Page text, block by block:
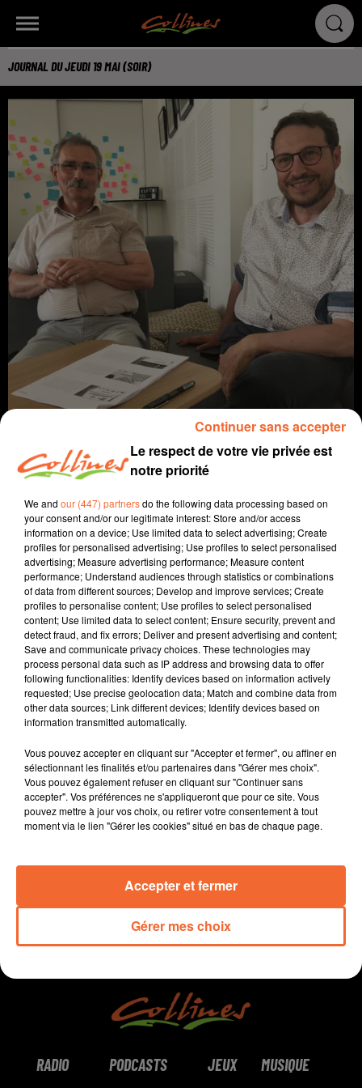
JOURNAL DU JEUDI 19 MAI (SOIR)
info
19 mai 2022 - 14 min 24 sec
JOURNAL DU JEUDI 19 MAI (SOIR)
Fabien Gazeau
L'ino près de chez vous
Présenté par Fabien Gazeau
- Retour sur l'AG de la Maison de l'emploi de Bressuire
(photo), les éoliennes de Chiché inaugurées, Climax un
réchauffement climatique, Moundrag à la salle
Emeraude...
0:00 14 min 24 sec
RADIO PODCASTS JEUX MUSIQUE
Le respect de votre vie privée est
notre priorité
We and our (447) partnersdo the following data processing based on
your consent and/or our legitimate interest: Store and/or access
information on a device; Use limited data to select advertising; Create
profiles for personalised advertising; Use profiles to select personalised
advertising; Measure advertising performance; Measure content
performance; Understand audiences through statistics or combinations
of data from different sources; Develop and improve services; Create
profiles to personalise content; Use profiles to select personalised
content; Use limited data to select content; Ensure security, prevent and
detect fraud, and fix errors; Deliver and present advertising and content;
Save and communicate privacy choices. These technologies may
process personal data such as IP address and browsing data to offer
following functionalities: Identify devices based on information actively
requested; Use precise geolocation data; Match and combine data from
other data sources; Link different devices; Identify devices based on
information transmitted automatically.
Vous pouvez accepter en cliquant sur "Accepter et fermer", ou affiner en
sélectionnant les finalités et/ou partenaires dans "Gérer mes choix".
Vous pouvez également refuser en cliquant sur "Continuer sans
accepter". Vos préférences ne s'appliqueront que pour ce site. Vous
pouvez mettre à jour vos choix, ou retirer votre consentement à tout
moment via le lien "Gérer les cookies" situé en bas de chaque page.
Gérer mes choix
Accepter et fermer
Continuer sans accepter